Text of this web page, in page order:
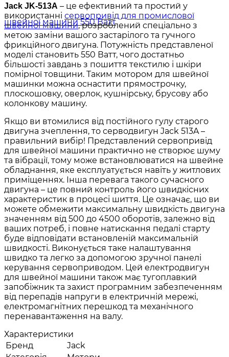
Jack JK-513A – це ефективний та простий у
використанні сервопривід для промислової
швейної машини, розроблений спеціально з
метою заміни вашого застарілого та гучного
фрикційного двигуна. Потужність представленої
моделі становить 550 Ватт, чого достатньо
більшості завдань з пошиття текстилю і шкіри
помірної товщини. Таким мотором для швейної
машинки можна оснастити прямострочку,
плоскошовку, оверлок, кушнірську, брусову або
колонкову машину.
Якщо ви втомилися від постійного гулу старого
двигуна зчеплення, то серводвигун Jack 513A –
правильний вибір! Представлений сервопривід
для швейної машини практично не створює шуму
та вібрації, тому може встановлюватися на швейне
обладнання, яке експлуатується навіть у житлових
приміщеннях. Інша перевага такого сучасного
двигуна – це повний контроль його швидкісних
характеристик в процесі шиття. Це означає, що ви
можете обмежити максимальну швидкість двигуна
значенням від 500 до 4500 оборотів, залежно від
ваших потреб, і повне натискання педалі старту
буде відповідати встановленій максимальній
швидкості. Виконується таке налаштування
швидко та легко за допомогою зручної панелі
керування сервоприводом. Цей електродвигун
для швейної машини також має тугоплавкий
запобіжник та захист програмним забезпеченням
від перепадів напруги в електричній мережі,
електромагнітних перешкод та механічного
перенавантаження на валу.
Характеристики
Бренд
Jack